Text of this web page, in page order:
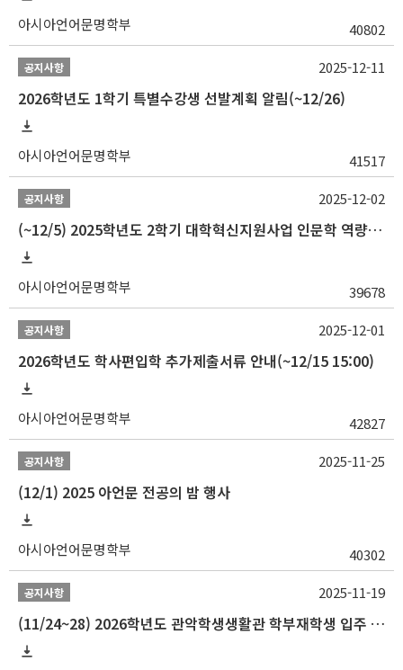
아시아언어문명학부 40802
공지사항
2026학년도 1학기 특별수강생 선발계획 알림(~12/26)
아시아언어문명학부 41517
2025-12-11
공지사항
(~12/5) 2025학년도 2학기 대학혁신지원사업 인문학 역량강화 국제학술대회 참가 경비 지원 안내(2차)
아시아언어문명학부 39678
2025-12-02
공지사항
2026학년도 학사편입학 추가제출서류 안내(~12/15 15:00)
아시아언어문명학부 42827
2025-12-01
공지사항
(12/1) 2025 아언문 전공의 밤 행사
아시아언어문명학부 40302
2025-11-25
공지사항
(11/24~28) 2026학년도 관악학생생활관 학부재학생 입주 신청 일정 안내
2025-11-19